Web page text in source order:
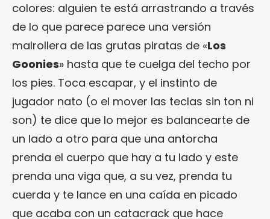
colores: alguien te está arrastrando a través
de lo que parece parece una versión
malrollera de las grutas piratas de «Los
Goonies» hasta que te cuelga del techo por
los pies. Toca escapar, y el instinto de
jugador nato (o el mover las teclas sin ton ni
son) te dice que lo mejor es balancearte de
un lado a otro para que una antorcha
prenda el cuerpo que hay a tu lado y este
prenda una viga que, a su vez, prenda tu
cuerda y te lance en una caída en picado
que acaba con un catacrack que hace